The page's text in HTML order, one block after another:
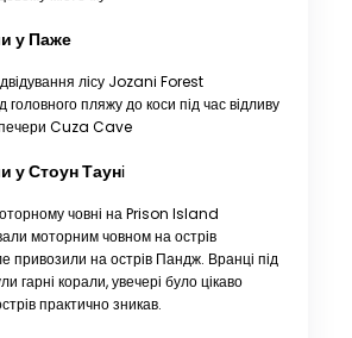
уПаже
лісу Jozani Forest
головного пляжу до коси під час відливу
печери Cuza Cave
уСтоун Тауні
човні на Prison Island
моторним човном на острів
привозили на острів Пандж. Вранці під
гарні корали, увечері було цікаво
практично зникав.